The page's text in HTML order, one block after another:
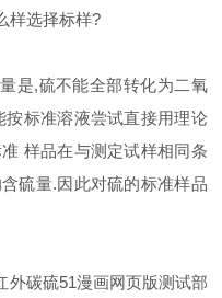
样选择标样?
,硫不能全部转化为二氧
标准溶液尝试直接用理论
样品在与测定试样相同条
硫量.因此对硫的标准样品
碳硫51漫画网页版测试部